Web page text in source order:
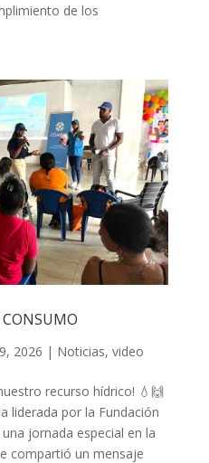
de los
2026 | Noticias, video
recurso hídrico! 💧🙌
liderada por la Fundación
jornada especial en la
compartió un mensaje